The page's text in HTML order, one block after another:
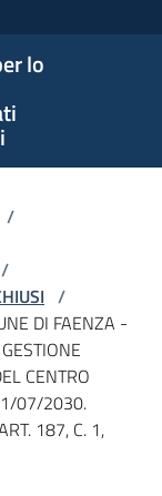
lo
/
/
/
DI FAENZA -
CENTRO
07/2030.
187, C. 1,